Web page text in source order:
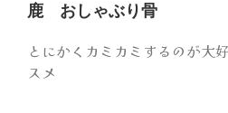
鹿 おしゃぶり骨
とにかくカミカミするのが大
スメ